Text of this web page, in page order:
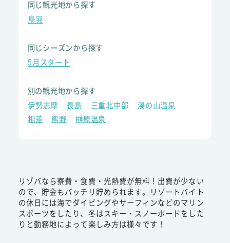
同じ観光地から探す
鳥羽
同じシーズンから探す
5月スタート
別の観光地から探す
伊勢志摩
長島 三重北中部
湯の山温泉
相差
熊野 榊原温泉
リゾバなら寮費・食費・光熱費が無料！出費が少ない
ので、貯金もバッチリ貯められます。リゾートバイト
の休日には海でダイビングやサーフィンなどのマリン
スポーツをしたり、冬はスキー・スノーボードをした
りと勤務地によって楽しみ方は様々です！